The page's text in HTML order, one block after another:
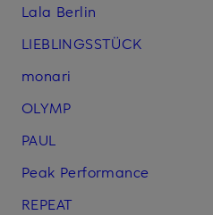
Lala Berlin
LIEBLINGSSTÜCK
monari
OLYMP
PAUL
Peak Performance
REPEAT